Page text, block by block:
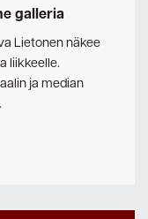
galleria
Lietonen näkee
liikkeelle.
ja median